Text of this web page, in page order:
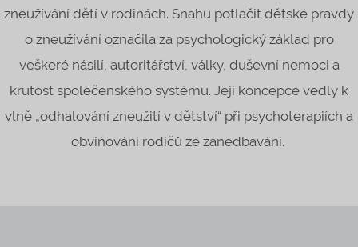
zneužívání dětí v rodinách. Snahu potlačit dětské pravdy
o zneužívání označila za psychologický základ pro
veškeré násilí, autoritářství, války, duševní nemoci a
krutost společenského systému. Její koncepce vedly k
vlně „odhalování zneužití v dětství“ při psychoterapiích a
obviňování rodičů ze zanedbávání.